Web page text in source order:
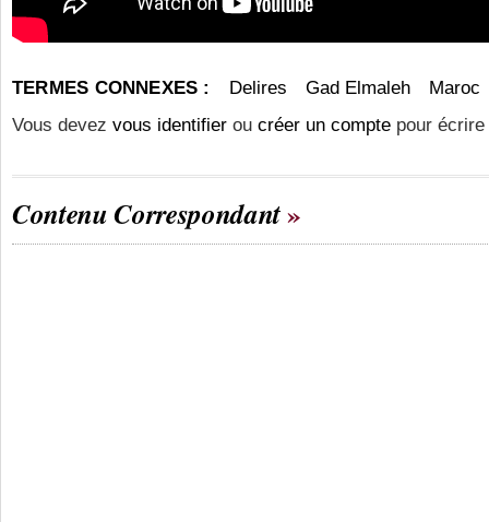
TERMES CONNEXES : Delires Gad Elmaleh
Maroc
Vous devez vous identifier ou créer un compte pour
Contenu Correspondant